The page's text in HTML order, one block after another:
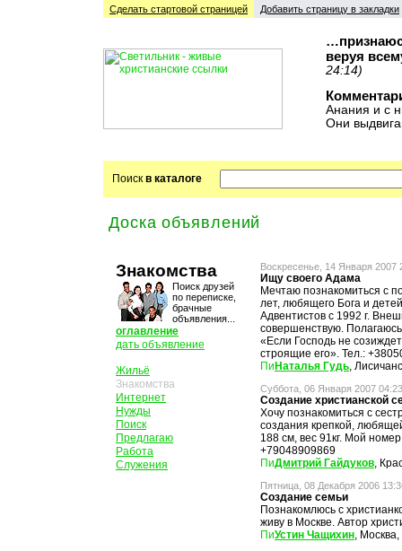
Сделать стартовой cтраницей Добавить страницу в закладки
веруя
24:14)
Анания и с
Они
Поиск в каталоге
Доска объявлений
Знакомства
Поиск друзей
по переписке,
брачные
объявления...
оглавление
дать объявление
Жильё
Знакомства
Интернет
Нужды
Поиск
Предлагаю
Работа
Служения
Воскресенье, 14 Января 2007
Ищу своего Адама
Мечтаю познакомиться с
лет, любящего Бога и
Адвентистов с 1992 г.
совершенствую.
«Если Господь не
строящие его». Тел.:
Наталья Гудь,
Суббота, 06 Января 2007 04:23
Создание христианской
Хочу познакомиться с
создания крепкой,
188 см, вес 91кг. Мой
+79048909869
Дмитрий Гайдуков,
Пятница, 08 Декабря 2006
Создание семьи
Познакомлюсь с
живу в Москве. Автор
Устин Чащихин,